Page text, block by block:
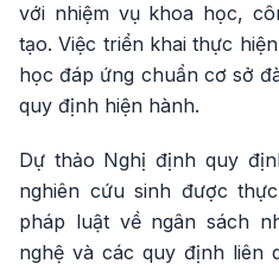
với nhiệm vụ khoa học,
tạo. Việc triển khai thực
học đáp ứng chuẩn cơ sở
quy định hiện hành.
Dự thảo Nghị định quy
nghiên cứu sinh được
pháp luật về ngân sách
nghệ và các quy định liên